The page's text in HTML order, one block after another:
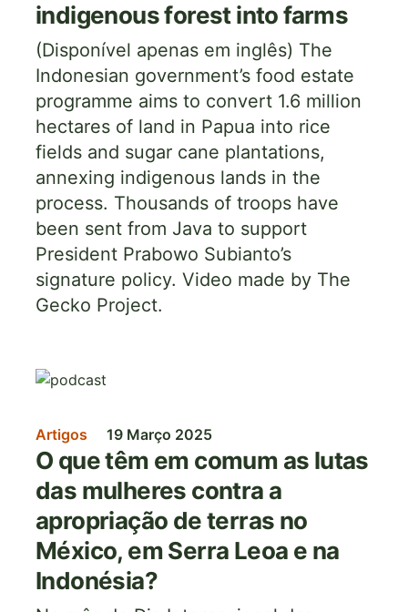
indigenous forest into farms
(Disponível apenas em inglês) The
Indonesian government’s food estate
programme aims to convert 1.6 million
hectares of land in Papua into rice
fields and sugar cane plantations,
annexing indigenous lands in the
process. Thousands of troops have
been sent from Java to support
President Prabowo Subianto’s
signature policy. Video made by The
Gecko Project.
Imagem
Artigos 19 Março 2025
O que têm em comum as lutas
das mulheres contra a
apropriação de terras no
México, em Serra Leoa e na
Indonésia?